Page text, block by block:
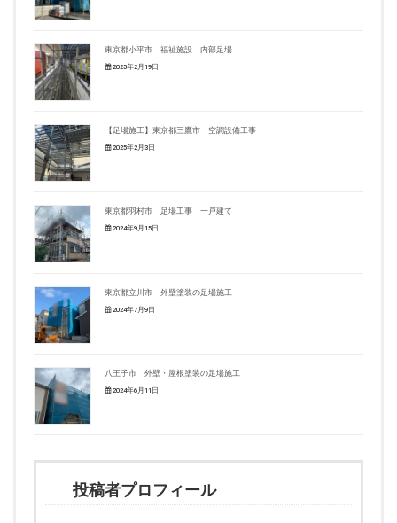
東京都小平市 福祉施設 内部足場
2025年2月19日
【足場施工】東京都三鷹市 空調設備工事
2025年2月3日
東京都羽村市 足場工事 一戸建て
2024年9月15日
東京都立川市 外壁塗装の足場施工
2024年7月9日
八王子市 外壁・屋根塗装の足場施工
2024年6月11日
投稿者プロフィール